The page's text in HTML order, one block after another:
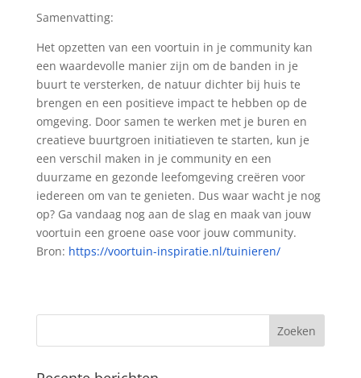
Samenvatting:
Het opzetten van een voortuin in je community kan
een waardevolle manier zijn om de banden in je
buurt te versterken, de natuur dichter bij huis te
brengen en een positieve impact te hebben op de
omgeving. Door samen te werken met je buren en
creatieve buurtgroen initiatieven te starten, kun je
een verschil maken in je community en een
duurzame en gezonde leefomgeving creëren voor
iedereen om van te genieten. Dus waar wacht je nog
op? Ga vandaag nog aan de slag en maak van jouw
voortuin een groene oase voor jouw community.
Bron: https://voortuin-inspiratie.nl/tuinieren/